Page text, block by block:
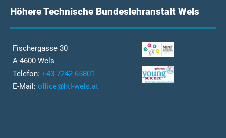
Höhere Technische Bundeslehranstalt Wels
Fischergasse 30
A-4600 Wels
Telefon: +43 7242 65801
E-Mail: office@htl-wels.at